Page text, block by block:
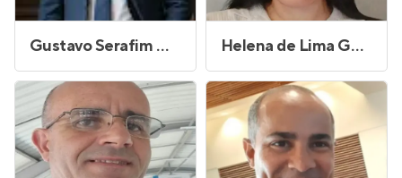
Gustavo Serafim Maia de Oliveira Helena de Lima Gonçalves